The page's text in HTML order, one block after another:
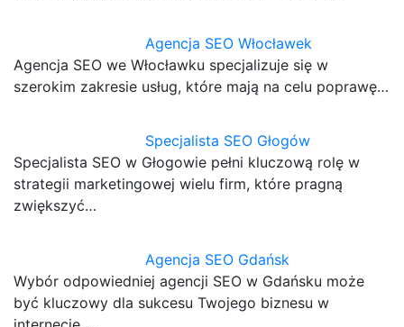
Agencja SEO Włocławek
Agencja SEO we Włocławku specjalizuje się w
szerokim zakresie usług, które mają na celu poprawę…
Specjalista SEO Głogów
Specjalista SEO w Głogowie pełni kluczową rolę w
strategii marketingowej wielu firm, które pragną
zwiększyć…
Agencja SEO Gdańsk
Wybór odpowiedniej agencji SEO w Gdańsku może
być kluczowy dla sukcesu Twojego biznesu w